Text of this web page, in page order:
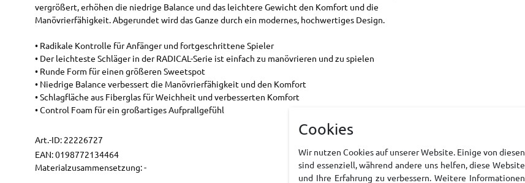
vergrößert, erhöhen die niedrige Balance und das leichtere Gewicht den Komfort und die
Manövrierfähigkeit. Abgerundet wird das Ganze durch ein modernes, hochwertiges Design.
• Radikale Kontrolle für Anfänger und fortgeschrittene Spieler
• Der leichteste Schläger in der RADICAL-Serie ist einfach zu manövrieren und zu spielen
• Runde Form für einen größeren Sweetspot
• Niedrige Balance verbessert die Manövrierfähigkeit und den Komfort
• Schlagfläche aus Fiberglas für Weichheit und verbesserten Komfort
• Control Foam für ein großartiges Aufprallgefühl
Art.-ID: 22226727
EAN:0198772134464
Materialzusammensetzung: -
Cookies
Wir nutzen Cookies auf unserer Website. Einige von diesen
sind essenziell, während andere uns helfen, diese Website
und Ihre Erfahrung zu verbessern. Weitere Informationen